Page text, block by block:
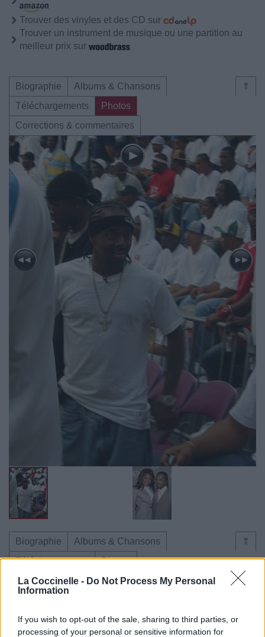
La Coccinelle - Do Not Process My Personal
Information
If you wish to opt-out of the sale, sharing to third parties, or
processing of your personal or sensitive information for
Trouver des vinyles et des CD sur
Trouver un instrument de musique ou une partition au
meilleur prix sur
⇑
Biographie
Albums & Chansons
Téléchargements
Photos
Corrections & commentaires
⇑
Biographie
Albums & Chansons
Téléchargements
Photos
Corrections & commentaires
Dire «merci» pour cette traduction Corriger une erreur